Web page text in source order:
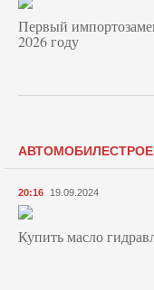
Первый
2026 году
20:16 19.09.2024
Купить масло